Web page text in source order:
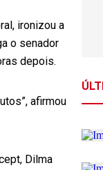
ironizou a
o senador
depois.
afirmou
Dilma